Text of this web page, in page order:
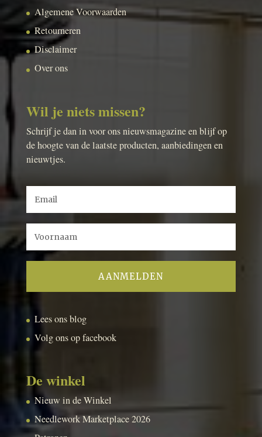
Algemene Voorwaarden
Retourneren
Disclaimer
Over ons
Wil je niets missen?
Schrijf je dan in voor ons nieuwsmagazine en blijf op
de hoogte van de laatste producten, aanbiedingen en
nieuwtjes.
Lees ons blog
Volg ons op facebook
De winkel
Nieuw in de Winkel
Needlework Marketplace 2026